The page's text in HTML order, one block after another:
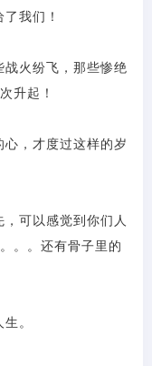
我们！
战火纷飞，那些惨绝
升起！
，才度过这样的岁
可以感觉到你们人
。。还有骨子里的
。